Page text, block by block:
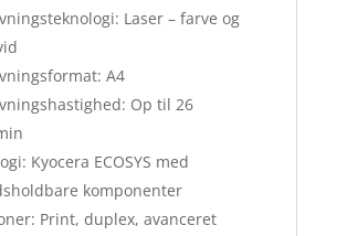
Laser – farve og
A4
Op til 26
Kyocera ECOSYS med
komponenter
Print, duplex, avanceret